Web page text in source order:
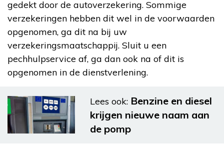
gedekt door de autoverzekering. Sommige
verzekeringen hebben dit wel in de voorwaarden
opgenomen, ga dit na bij uw
verzekeringsmaatschappij. Sluit u een
pechhulpservice af, ga dan ook na of dit is
opgenomen in de dienstverlening.
Lees ook: Benzine en diesel
krijgen nieuwe naam aan
de pomp